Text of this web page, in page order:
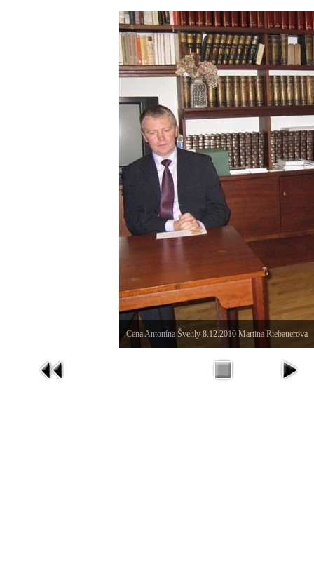
Cena Antonína Švehly 8.12.2010 Martina Riebauerova